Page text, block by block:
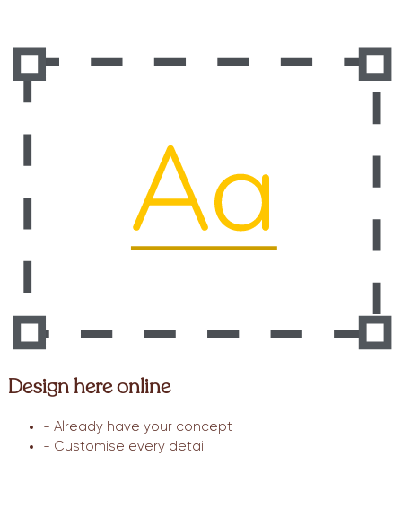
Design here online
- Already have your concept
- Customise every detail